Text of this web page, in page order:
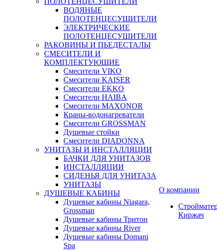
ВОДЯНЫЕ
ПОЛОТЕНЦЕСУШИТЕЛИ
ЭЛЕКТРИЧЕСКИЕ
ПОЛОТЕНЦЕСУШИТЕЛИ
РАКОВИНЫ И ПЬЕДЕСТАЛЫ
СМЕСИТЕЛИ И
КОМПЛЕКТУЮЩИЕ
Смесители VIKO
Смесители KAISER
Смесители EKKO
Смесители HAIBA
Смесители MAXONOR
Краны-водонагреватели
Смесители GROSSMAN
Душевые стойки
Смесители DIADONNA
УНИТАЗЫ И ИНСТАЛЛЯЦИИ
БАЧКИ ДЛЯ УНИТАЗОВ
ИНСТАЛЛЯЦИИ
СИДЕНЬЯ ДЛЯ УНИТАЗА
УНИТАЗЫ
ДУШЕВЫЕ КАБИНЫ
Душевые кабины Niagara,
Grossman
Душевые кабины Тритон
Душевые кабины River
Душевые кабины Domani
Spa
О компании
Киржач